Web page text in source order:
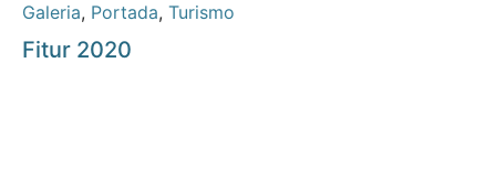
Galeria, Portada, Turismo
Fitur 2020